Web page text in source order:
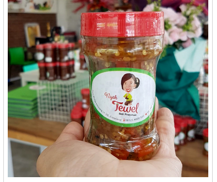
Rahayu - Cilegon
Rahida Snack - Gorontalo
Raja - Bontang
Raja Patin - Medan
Rakhalyla Shop - Cilacap
Randang Uni Dini - Payakumbuh
Rangginan Barokah Tiga Putra - Kediri
Raos Echo - Magelang
Raosflossroll - Purwakarta
Ratu Jengkol - Cilegon
RATU MIE KAKAP - Yogyakarta
Ratu Samban - Bengkulu
Rendang Amak Althaf - Medan
Rendang Asese - Padang
Rendang Auko - Yogyakarta